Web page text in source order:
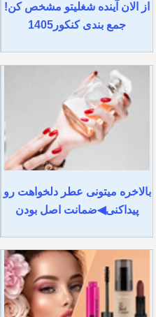
از الان آینده شغلیتو مشخص کن!
جمع بندی کنکور1405
بالاخره میتونی عطر دلخواهت رو
پیداکنی◀ضمانت اصل بودن